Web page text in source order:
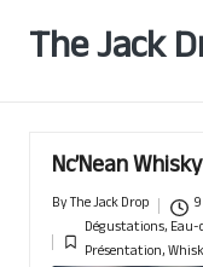
The Jack
Passionné
spiritueux,
basé
Lille
Nc’Nean
Posted
by
ByThe Jack Drop
Posted
Dégustations,
Présentation,